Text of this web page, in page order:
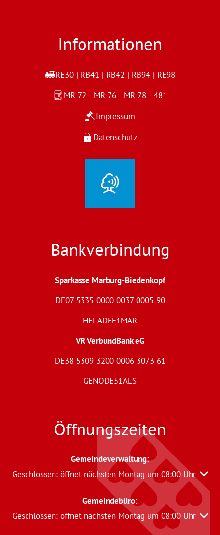
Informationen
RE30 | RB41 | RB42 | RB94 | RE98
MR-72 MR-76 MR-78 481
Impressum
Datenschutz
Bankverbindung
Sparkasse Marburg-Biedenkopf
DE07 5335 0000 0037 0005 90
HELADEF1MAR
VR VerbundBank eG
DE38 5309 3200 0006 3073 61
GENODE51ALS
Öffnungszeiten
Gemeindeverwaltung:
Klicken, um weitere Öffnungs- oder Schließzeiten
Geschlossen: öffnet nächsten Montag um 08:00 Uhr
Gemeindebüro:
Klicken, um weitere Öffnungs- oder Schließzeiten
Geschlossen: öffnet nächsten Montag um 08:00 Uhr